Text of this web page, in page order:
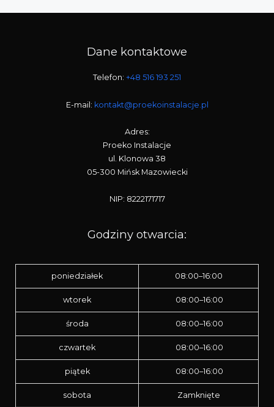
Dane kontaktowe
Telefon: +48 516 193 251
E-mail: kontakt@proekoinstalacje.pl
Adres:
Proeko Instalacje
ul. Klonowa 38
05-300 Mińsk Mazowiecki
NIP: 8222171717
Godziny otwarcia:
poniedziałek 08:00–16:00
wtorek 08:00–16:00
środa 08:00–16:00
czwartek 08:00–16:00
piątek 08:00–16:00
sobota Zamknięte